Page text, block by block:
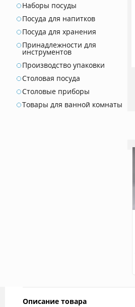
Наборы посуды
Посуда для напитков
Посуда для хранения
Принадлежности для
инструментов
Производство упаковки
Столовая посуда
Столовые приборы
Товары для ванной комнаты
Описание товара